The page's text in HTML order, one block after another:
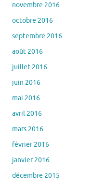
novembre 2016
octobre 2016
septembre 2016
août 2016
juillet 2016
juin 2016
mai 2016
avril 2016
mars 2016
février 2016
janvier 2016
décembre 2015